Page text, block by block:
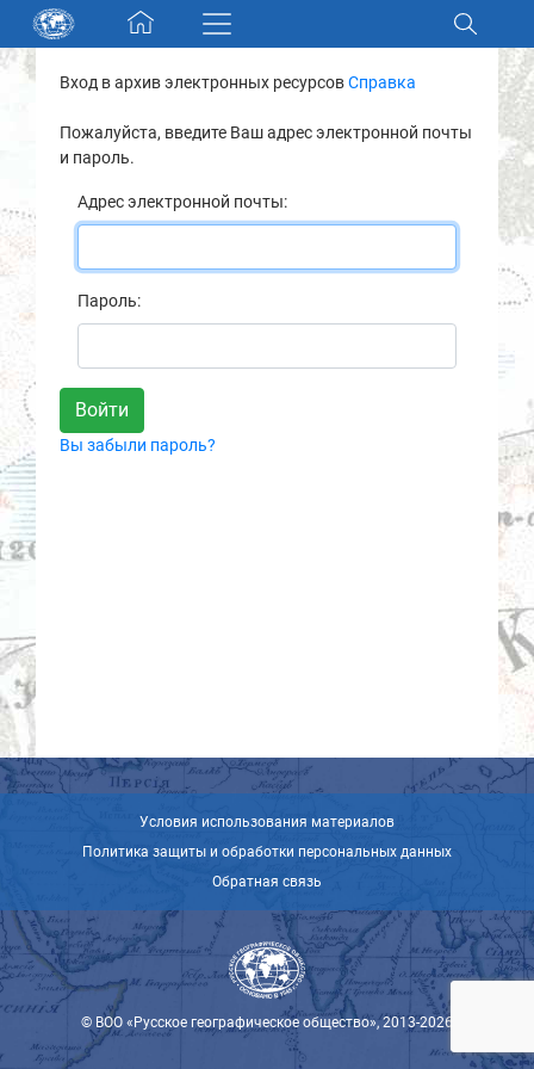
Skip navigation
Разделы и коллекции
Электронный каталог
Новости
О нас
Контакты
Партнеры
Вход в архив электронных ресурсовСправка
Пожалуйста, введите Ваш адрес электронной почты
и пароль.
Адрес электронной почты:
Пароль:
Вы забыли пароль?
Условия использования материалов
Политика защиты и обработки персональных данных
Обратная связь
© ВОО «Русское географическое общество», 2013-2026